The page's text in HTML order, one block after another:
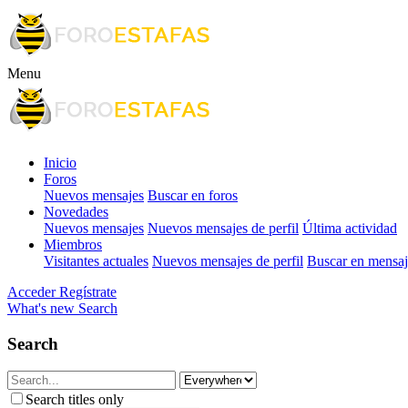
Menu
Inicio
Foros
Nuevos mensajes Buscar en foros
Novedades
Nuevos mensajes Nuevos mensajes de perfil Última actividad
Miembros
Visitantes actuales Nuevos mensajes de perfil Buscar en
Acceder Regístrate
What's new Search
Search
Search titles only